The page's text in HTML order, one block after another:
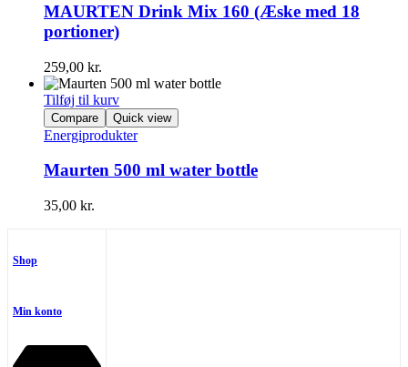
MAURTEN Drink Mix 160 (Æske med 18
portioner)
259,00 kr.
Tilføj til kurv
Compare Quick view
Energiprodukter
Maurten 500 ml water bottle
35,00 kr.
Shop
Min konto